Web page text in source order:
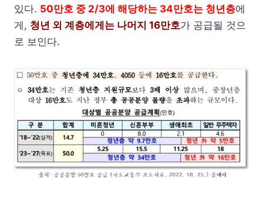
있다. 50만호 중 2/3에 해당하는 34만호는 청년층에
게, 청년 외 계층에게는 나머지 16만호가 공급될 것으
로 보인다.